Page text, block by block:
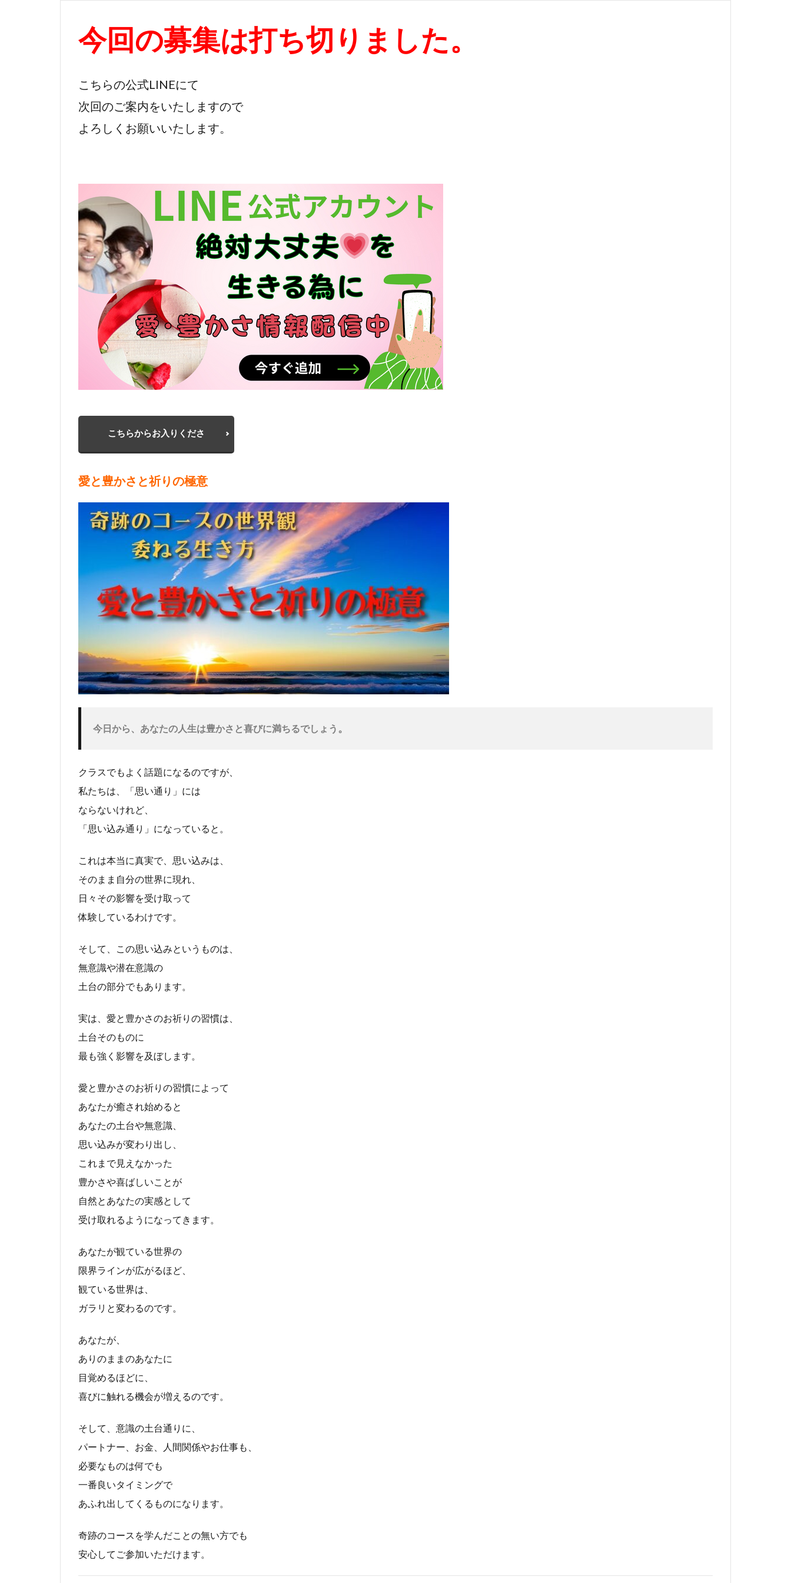
今回の募集は打ち切りました。
こちらの公式LINEにて
次回のご案内をいたしますので
よろしくお願いいたします。
こちらからお入りくださ
愛と豊かさと祈りの極意
今日から、あなたの人生は豊かさと喜びに満ちるでしょう 。
クラスでもよく話題になるのですが、
私たちは、「思い通り」には
ならないけれど、
「思い込み通り」になっていると。
これは本当に真実で、思い込みは、
そのまま自分の世界に現れ、
日々その影響を受け取って
体験しているわけです。
そして、この思い込みというものは、
無意識や潜在意識の
土台の部分でもあります。
実は、愛と豊かさのお祈りの習慣は、
土台そのものに
最も強く影響を及ぼします。
愛と豊かさのお祈りの習慣によって
あなたが癒され始めると
あなたの土台や無意識、
思い込みが変わり出し、
これまで見えなかった
豊かさや喜ばしいことが
自然とあなたの実感として
受け取れるようになってきます。
あなたが観ている世界の
限界ラインが広がるほど、
観ている世界は、
ガラリと変わるのです。
あなたが、
ありのままのあなたに
目覚めるほどに、
喜びに触れる機会が増えるのです。
そして、意識の土台通りに、
パートナー、お金、人間関係やお仕事も、
必要なものは何でも
一番良いタイミングで
あふれ出してくるものになります。
奇跡のコースを学んだことの無い方でも
安心してご参加いただけます。